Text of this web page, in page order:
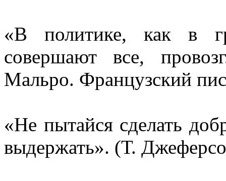
«В политике, как в
совершают все,
Мальро. Французский
«Не пытайся сделать
выдержать». (Т.